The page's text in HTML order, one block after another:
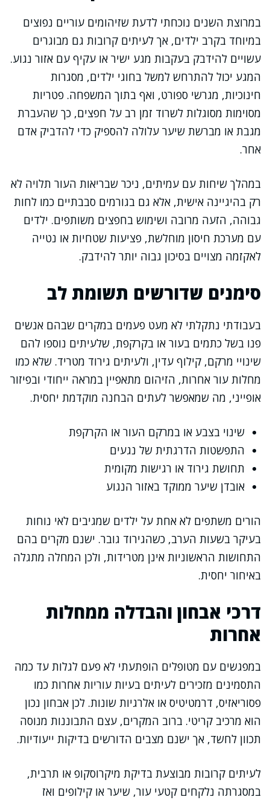
במרוצת השנים נוכחתי לדעת שזיהומים עוריים נפוצים
במיוחד בקרב ילדים, אך לעיתים קרובות גם מבוגרים
עשויים להידבק בעקבות מגע ישיר או עקיף עם אזור נגוע.
המגע יכול להתרחש למשל בחוגי ילדים, מסגרות
חינוכיות, מגרשי ספורט, ואף בתוך המשפחה. פטריות
מסוימות מסוגלות לשרוד זמן רב על חפצים, כך שהעברת
מגבת או מברשת שיער עלולה להספיק כדי להדביק אדם
אחר.
במהלך שיחות עם עמיתים, ניכר שבריאות העור תלויה לא
רק בהיגיינה אישית, אלא גם בגורמים סבבתיים כמו לחות
גבוהה, הזעה מרובה ושימוש בחפצים משותפים. ילדים
עם מערכת חיסון מוחלשת, פציעות שטחיות או נטייה
לאקזמה מצויים בסיכון גבוה יותר להידבק.
סימנים שדורשים תשומת לב
בעבודתי נתקלתי לא מעט פעמים במקרים שבהם אנשים
פנו בשל כתמים בעור או בקרקפת, שלעיתים נוספו להם
שינויי מרקם, קילוף עדין, ולעיתים גירוד מטריד. שלא כמו
מחלות עור אחרות, הזיהום מתאפיין במראה ייחודי ובפיזור
אופייני, מה שמאפשר לעתים הבחנה מוקדמת יחסית.
שינוי בצבע או במרקם העור או הקרקפת
התפשטות הדרגתית של נגעים
תחושת גירוד או רגישות מקומית
אובדן שיער ממוקד באזור הנגוע
הורים משתפים לא אחת על ילדים שמגיבים לאי נוחות
בעיקר בשעות הערב, כשהגירוד גובר. ישנם מקרים בהם
התחושות הראשוניות אינן מטרידות, ולכן המחלה מתגלה
באיחור יחסית.
דרכי אבחון והבדלה ממחלות
אחרות
במפגשים עם מטופלים הופתעתי לא פעם לגלות עד כמה
התסמינים מזכירים לעיתים בעיות עוריות אחרות כמו
פסוריאזיס, דרמטיטיס או אלרגיות שונות. לכן אבחון נכון
הוא מרכיב קריטי. ברוב המקרים, עצם התבוננות מנוסה
תכוון לחשד, אך ישנם מצבים הדורשים בדיקות ייעודיות.
לעיתים קרובות מבוצעת בדיקת מיקרוסקופ או תרבית,
במסגרתה נלקחים קטעי עור, שיער או קילופים ואז